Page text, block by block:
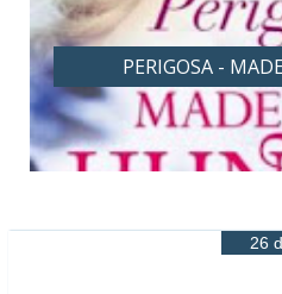
PERIGOSA -
26